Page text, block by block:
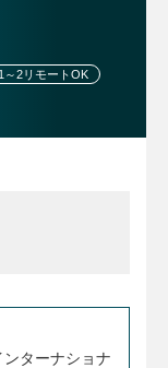
～2リモートOK
ターナショナ